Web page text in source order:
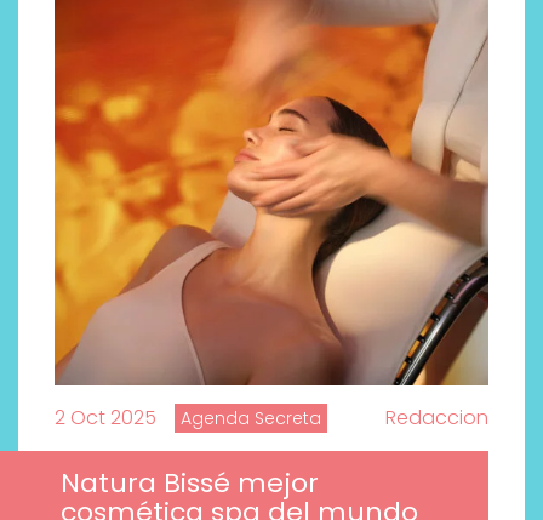
2 Oct 2025 Agenda Secreta Redaccion
Natura Bissé mejor